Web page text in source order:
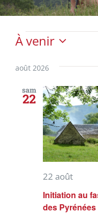
Évènements
À venir
une
août 2026
sam
22
Initiation au
des Pyrénées
22 août